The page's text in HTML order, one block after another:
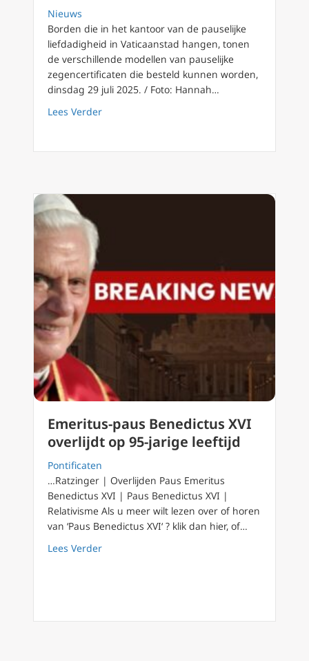
Nieuws
Borden die in het kantoor van de pauselijke
liefdadigheid in Vaticaanstad hangen, tonen
de verschillende modellen van pauselijke
zegencertificaten die besteld kunnen worden,
dinsdag 29 juli 2025. / Foto: Hannah…
Lees Verderabout Start pontificaat Leo XIV wekt
Emeritus-paus Benedictus XVI
overlijdt op 95-jarige leeftijd
Pontificaten
…Ratzinger | Overlijden Paus Emeritus
Benedictus XVI | Paus Benedictus XVI |
Relativisme Als u meer wilt lezen over of horen
van ‘Paus Benedictus XVI‘ ? klik dan hier, of…
Lees Verderabout Emeritus-paus Benedictus XVI